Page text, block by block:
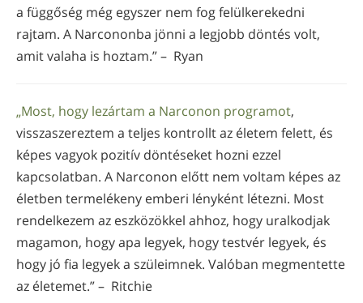
a függőség még egyszer nem fog felülkerekedni
rajtam. A Narcononba jönni a legjobb döntés volt,
amit valaha is hoztam.” – Ryan
„Most, hogy lezártam a Narconon programot,
visszaszereztem a teljes kontrollt az életem felett, és
képes vagyok pozitív döntéseket hozni ezzel
kapcsolatban. A Narconon előtt nem voltam képes az
életben termelékeny emberi lényként létezni. Most
rendelkezem az eszközökkel ahhoz, hogy uralkodjak
magamon, hogy apa legyek, hogy testvér legyek, és
hogy jó fia legyek a szüleimnek. Valóban megmentette
az életemet.” – Ritchie